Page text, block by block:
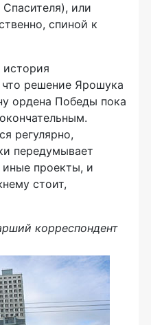
или
спиной к
история
решение Ярошука
ордена Победы пока
регулярно,
передумывает
иные проекты, и
стоит,
корреспондент